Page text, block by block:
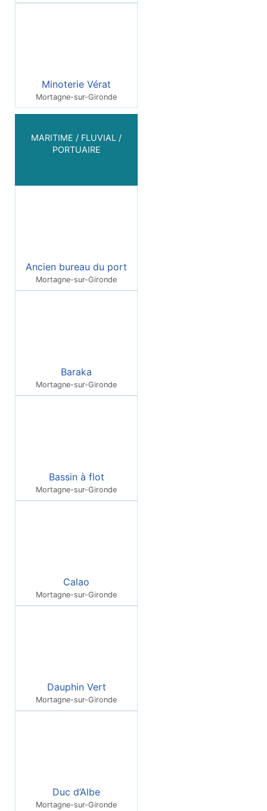
Minoterie Vérat
Mortagne-sur-Gironde
MARITIME / FLUVIAL /
PORTUAIRE
Ancien bureau du port
Mortagne-sur-Gironde
Baraka
Mortagne-sur-Gironde
Bassin à flot
Mortagne-sur-Gironde
Calao
Mortagne-sur-Gironde
Dauphin Vert
Mortagne-sur-Gironde
Duc d’Albe
Mortagne-sur-Gironde